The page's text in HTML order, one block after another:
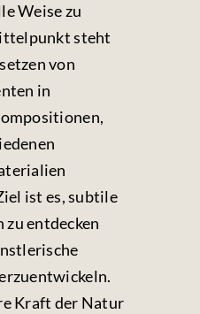
Weise zu
steht
von
in
ist es, subtile
entdecken
Kraft der Natur